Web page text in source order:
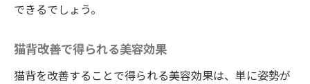
できるでしょう。
猫背改善で得られる美容効果
猫背を改善することで得られる美容効果は、単に姿勢が